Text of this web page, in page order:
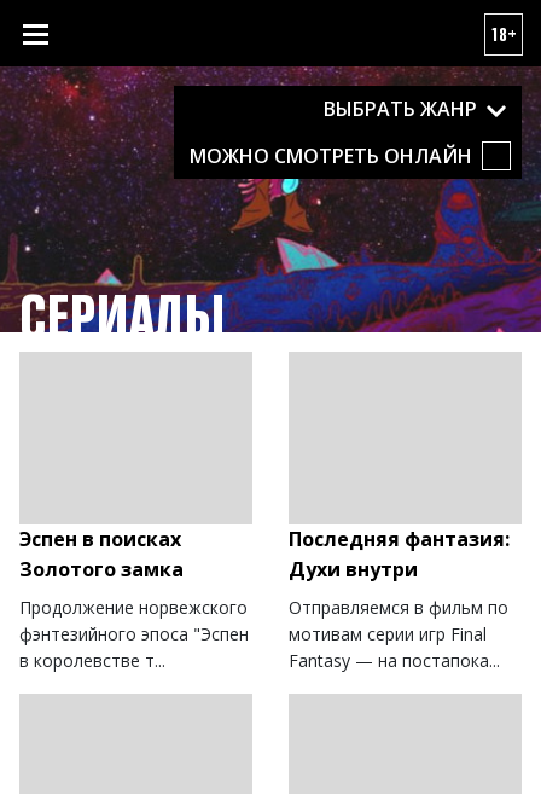
18+
ВЫБРАТЬ ЖАНР
МОЖНО СМОТРЕТЬ ОНЛАЙН
СЕРИАЛЫ
Эспен в поисках
Золотого замка
Продолжение норвежского
фэнтезийного эпоса "Эспен
в королевстве т...
Последняя фантазия:
Духи внутри
Отправляемся в фильм по
мотивам серии игр Final
Fantasy — на постапока...